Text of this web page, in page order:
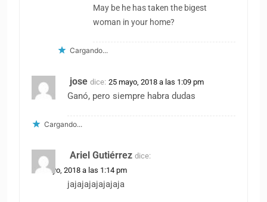
May be he has taken the bigest
woman in your home?
Cargando...
jose dice: 25 mayo, 2018 a las 1:09 pm
Ganó, pero siempre habra dudas
Cargando...
Ariel Gutiérrez dice:
25 mayo, 2018 a las 1:14 pm
jajajajajajajaja